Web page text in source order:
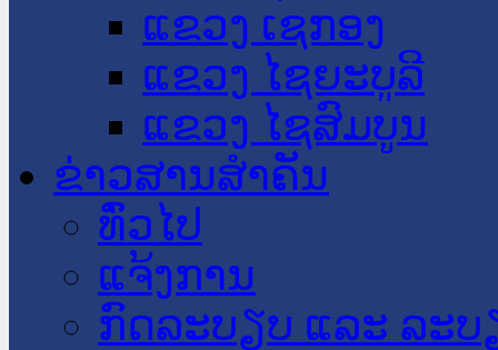
ແຂວງ ເຊກອງ
ແຂວງ ໄຊຍະບູລີ
ແຂວງ ໄຊສົມບູນ
ຂ່າວສານສໍາຄັນ
​ທົ່ວ​ໄປ
ແຈ້ງການ
ກົດລະບຽບ ແລະ ລະບ